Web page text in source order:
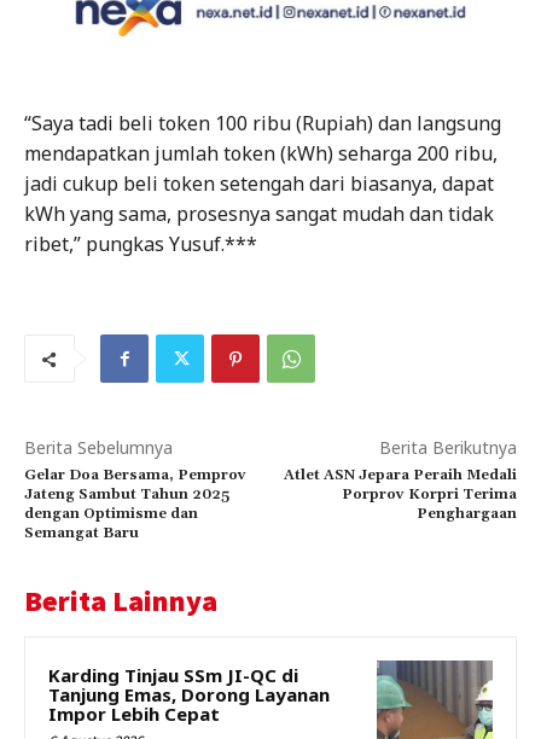
“Saya tadi beli token 100 ribu (Rupiah) dan langsung
mendapatkan jumlah token (kWh) seharga 200 ribu,
jadi cukup beli token setengah dari biasanya, dapat
kWh yang sama, prosesnya sangat mudah dan tidak
ribet,” pungkas Yusuf.***
Berita Sebelumnya
Gelar Doa Bersama, Pemprov
Jateng Sambut Tahun 2025
dengan Optimisme dan
Semangat Baru
Berita Berikutnya
Atlet ASN Jepara Peraih Medali
Porprov Korpri Terima
Penghargaan
Berita Lainnya
Karding Tinjau SSm JI-QC di
Tanjung Emas, Dorong Layanan
Impor Lebih Cepat